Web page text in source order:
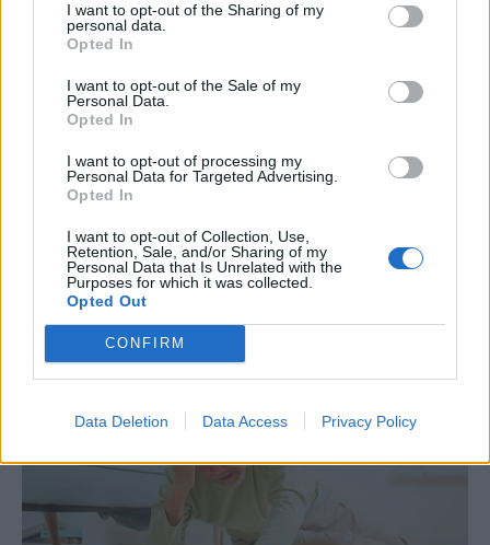
I want to opt-out of the Sharing of my
personal data.
Opted In
I want to opt-out of the Sale of my
Personal Data.
Opted In
I want to opt-out of processing my
Personal Data for Targeted Advertising.
Opted In
I want to opt-out of Collection, Use,
Retention, Sale, and/or Sharing of my
Personal Data that Is Unrelated with the
Purposes for which it was collected.
Opted Out
CONFIRM
Data Deletion Data Access Privacy Policy
Lutter contre la solitude quand on est
sénior
24 mars 2024 Nathalie Leclerc
Lutter contre la solitude lorsqu’on est sénior est un enjeu
entraîner un large éventail de conséquences néfastes, telles
que la[…]